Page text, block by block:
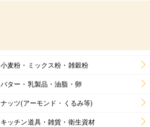
小麦粉・ミックス粉・雑穀粉
バター・乳製品・油脂・卵
ナッツ(アーモンド・くるみ等)
キッチン道具・雑貨・衛生資材